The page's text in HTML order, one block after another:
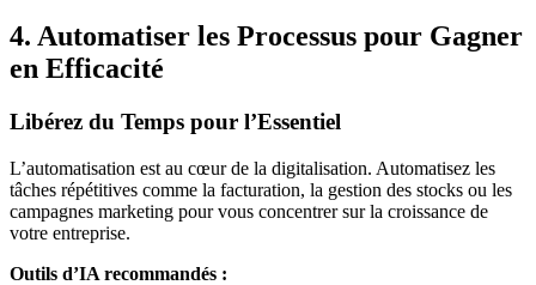
4. Automatiser les Processus pour Gagner
en Efficacité
Libérez du Temps pour l’Essentiel
L’automatisation est au cœur de la digitalisation. Automatisez les
tâches répétitives comme la facturation, la gestion des stocks ou les
campagnes marketing pour vous concentrer sur la croissance de
votre entreprise.
Outils d’IA recommandés :